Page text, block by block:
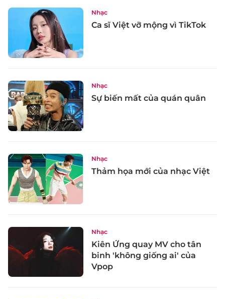
Nhạc
Ca sĩ Việt vỡ mộng vì TikTok
Nhạc
Sự biến mất của quán quân
Nhạc
Thảm họa mới của nhạc Việt
Nhạc
Kiên Ứng quay MV cho tân
binh 'không giống ai' của
Vpop